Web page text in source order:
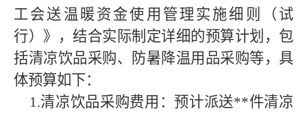
工会送温暖资金使用管理实施细则（试
行）》，结合实际制定详细的预算计划，包
括清凉饮品采购、防暑降温用品采购等，具
体预算如下：
1.清凉饮品采购费用：预计派送**件清凉